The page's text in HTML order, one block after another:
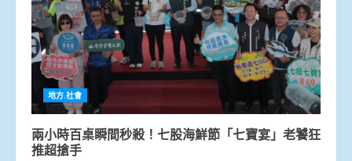
地方.社會
兩小時百桌瞬間秒殺！七股海鮮節「七寶宴」老饕狂
推超搶手